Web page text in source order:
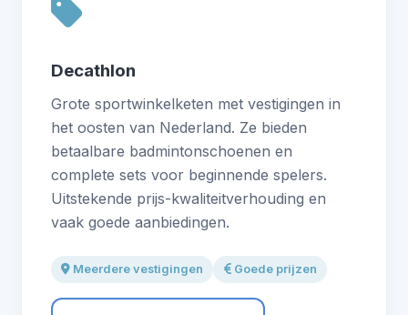
Decathlon
Grote sportwinkelketen met vestigingen in
het oosten van Nederland. Ze bieden
betaalbare badmintonschoenen en
complete sets voor beginnende spelers.
Uitstekende prijs-kwaliteitverhouding en
vaak goede aanbiedingen.
Meerdere vestigingen Goede prijzen